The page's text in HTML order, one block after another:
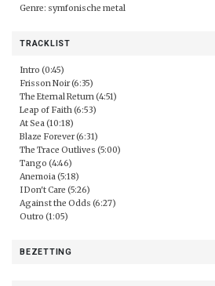
Genre: symfonische metal
TRACKLIST
Intro (0:45)
Frisson Noir (6:35)
The Eternal Return (4:51)
Leap of Faith (6:53)
At Sea (10:18)
Blaze Forever (6:31)
The Trace Outlives (5:00)
Tango (4:46)
Anemoia (5:18)
I Don't Care (5:26)
Against the Odds (6:27)
Outro (1:05)
BEZETTING